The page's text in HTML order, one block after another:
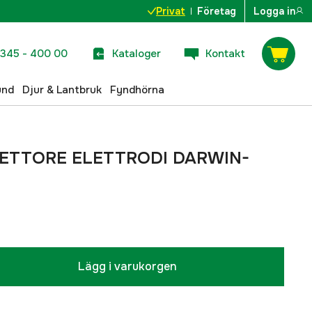
Privat Företag Logga in
- 400 00 Kataloger Kontakt
Djur & Lantbruk Fyndhörna
ELETTRODI DARWIN-
Lägg i varukorgen